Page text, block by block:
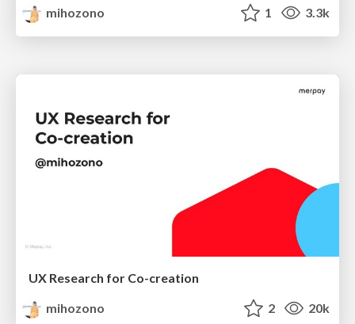
mihozono 1 3.3k
UX Research for Co-creation
mihozono
2 20k